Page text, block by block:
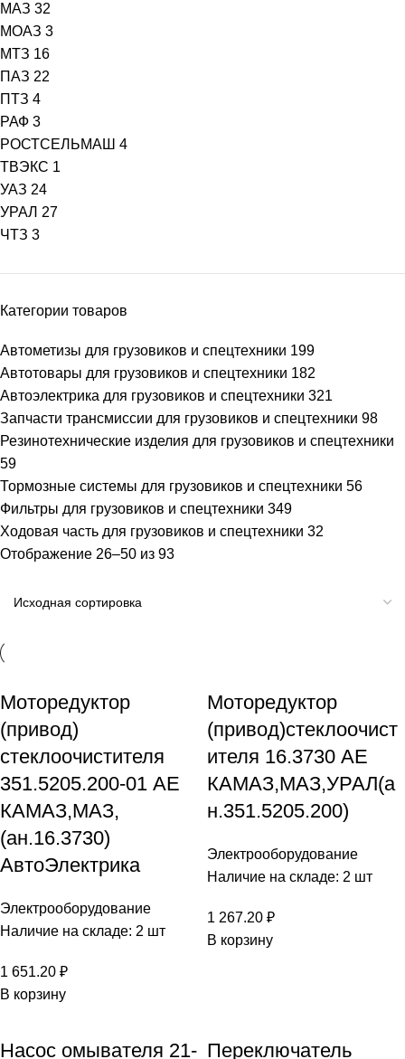
МАЗ 32
МОАЗ 3
МТЗ 16
ПАЗ 22
ПТЗ 4
РАФ 3
РОСТСЕЛЬМАШ
4
ТВЭКС 1
УАЗ 24
УРАЛ 27
ЧТЗ 3
Категории товаров
Автометизы для грузовиков и спецтехники 199
Автотовары для грузовиков и спецтехники 182
Автоэлектрика для грузовиков и спецтехники 321
Запчасти трансмиссии для грузовиков и спецтехники 98
Резинотехнические изделия для грузовиков и спецтехники
59
Тормозные системы для грузовиков и спецтехники 56
Фильтры для грузовиков и спецтехники 349
Ходовая часть для грузовиков и спецтехники 32
Отображение 26–50 из 93
Моторедуктор
(привод)
стеклоочистителя
351.5205.200-01 АЕ
КАМАЗ,МАЗ,
(ан.16.3730)
АвтоЭлектрика
Электрооборудование
Наличие на складе: 2 шт
1 651.20 ₽
В корзину
Моторедуктор
(привод)стеклоочист
ителя 16.3730 АЕ
КАМАЗ,МАЗ,УРАЛ(а
н.351.5205.200)
Электрооборудование
Наличие на складе: 2 шт
1 267.20 ₽
В корзину
Насос омывателя 21- Переключатель